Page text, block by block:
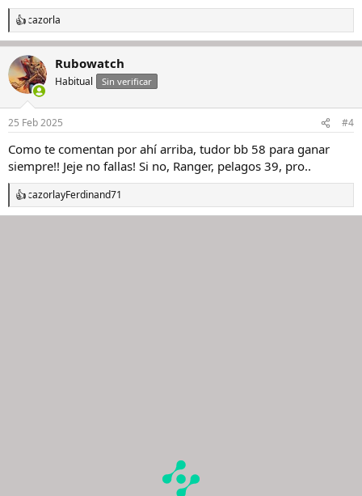
R
e
a
c
c
i
e
:
cazorla
Rubowatch
Habitual Sin verificar
25 Feb 2025 #4
Como te comentan por ahí arriba, tudor bb 58 para ganar
siempre!! Jeje no fallas! Si no, Ranger, pelagos 39, pro..
R
e
cazorlayFerdinand71